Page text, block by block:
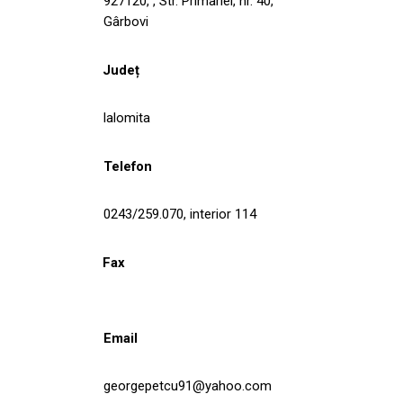
Gârbovi
Județ
Ialomita
Telefon
0243/259.070, interior 114
Fax
Email
georgepetcu91@yahoo.com